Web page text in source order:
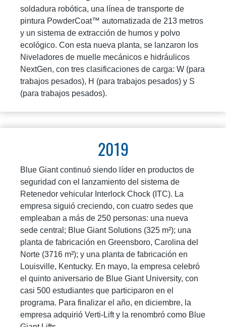
soldadura robótica, una línea de transporte de
pintura PowderCoat™ automatizada de 213 metros
y un sistema de extracción de humos y polvo
ecológico. Con esta nueva planta, se lanzaron los
Niveladores de muelle mecánicos e hidráulicos
NextGen, con tres clasificaciones de carga: W (para
trabajos pesados), H (para trabajos pesados) y S
(para trabajos pesados).
2019
Blue Giant continuó siendo líder en productos de
seguridad con el lanzamiento del sistema de
Retenedor vehicular Interlock Chock (ITC). La
empresa siguió creciendo, con cuatro sedes que
empleaban a más de 250 personas: una nueva
sede central; Blue Giant Solutions (325 m²); una
planta de fabricación en Greensboro, Carolina del
Norte (3716 m²); y una planta de fabricación en
Louisville, Kentucky. En mayo, la empresa celebró
el quinto aniversario de Blue Giant University, con
casi 500 estudiantes que participaron en el
programa. Para finalizar el año, en diciembre, la
empresa adquirió Verti-Lift y la renombró como Blue